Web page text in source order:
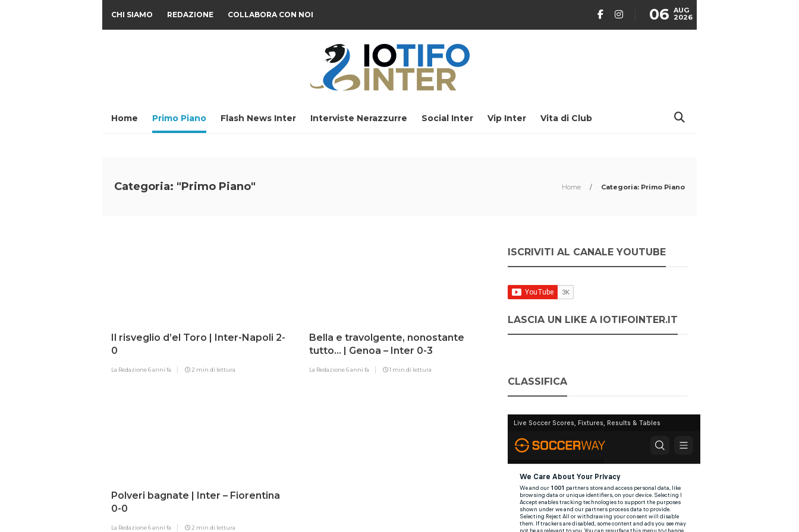
CHI SIAMO REDAZIONE COLLABORA CON NOI 06 AUG
2026
Home Primo Piano Flash News Inter Interviste Nerazzurre Social Inter Vip Inter Vita di Club
Categoria: "Primo Piano" Home / Categoria: Primo Piano
Il risveglio d’el Toro | Inter-Napoli 2-
0
La Redazione6 anni fa 2 min di lettura
Bella e travolgente, nonostante
tutto… | Genoa – Inter 0-3
La Redazione6 anni fa 1 min di lettura
Polveri bagnate | Inter – Fiorentina
0-0
La Redazione6 anni fa 2 min di lettura
ISCRIVITI AL CANALE YOUTUBE
LASCIA UN LIKE A IOTIFOINTER.IT
CLASSIFICA